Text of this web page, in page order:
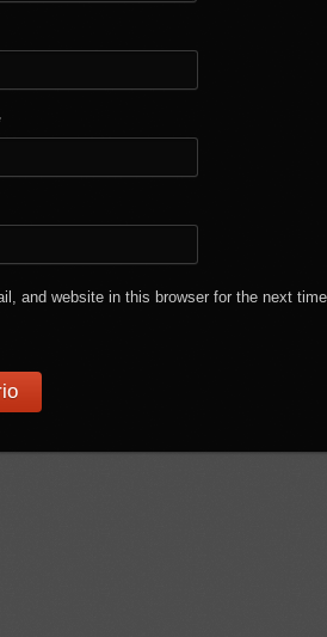
and website in this browser for the next